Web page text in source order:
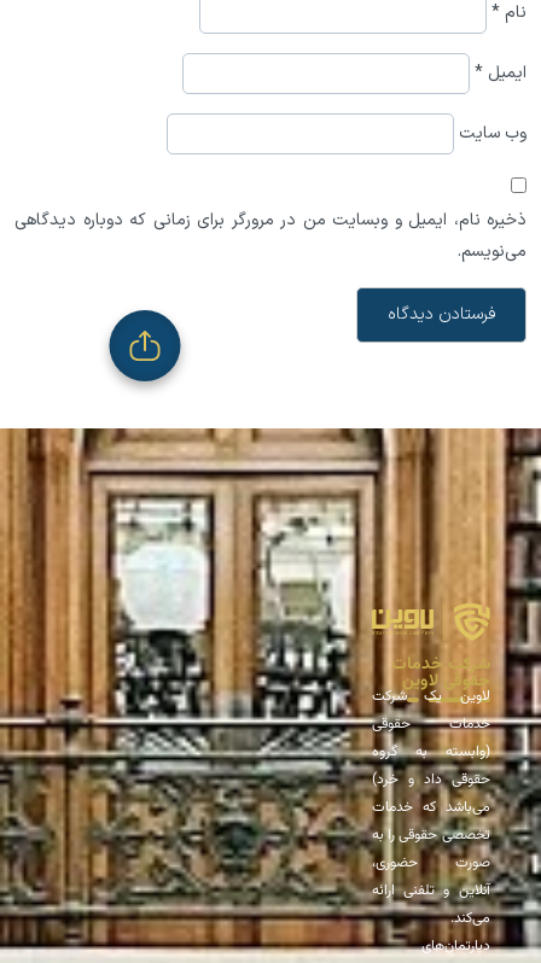
نام *
ایمیل *
وب‌ سایت
ذخیره نام، ایمیل و وبسایت من در مرورگر برای زمانی که دوباره دیدگاهی
می‌نویسم.
شرکت خدمات
حقوقی لاوین
لاوین یک شرکت
خدمات حقوقی
(وابسته به گروه
حقوقی داد و خرد)
می‌باشد که خدمات
تخصصی حقوقی را به
صورت حضوری،
آنلاین و تلفنی ارائه
می‌کند.
دپارتمان‌های